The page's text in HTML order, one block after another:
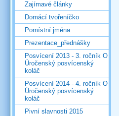
Zajímavé články
Domácí tvořeníčko
Pomístní jména
Prezentace_přednášky
Posvícení 2013 - 3. ročník O
Úročenský posvícenský
koláč
Posvícení 2014 - 4. ročník O
Úročenský posvícenský
koláč
Pivní slavnosti 2015